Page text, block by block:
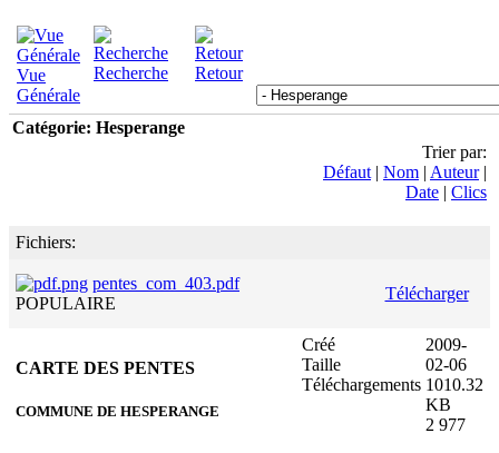
Vue
Générale
Recherche Retour
Catégorie: Hesperange
Trier par:
Défaut | Nom | Auteur|
Date | Clics
Fichiers:
pentes_com_403.pdf
POPULAIRE
Télécharger
CARTE DES PENTES
COMMUNE DE HESPERANGE
Créé
Taille
Téléchargements
2009-
02-06
1010.32
KB
2 977